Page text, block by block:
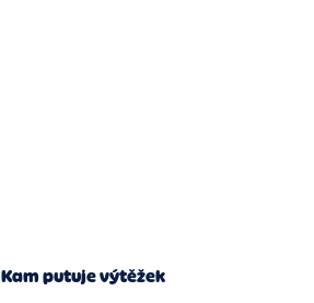
Kam putuje výtěžek